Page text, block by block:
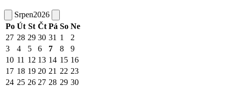
Srpen2026
Po Út St Čt Pá So Ne
27 28 29 30 31 1
2
3
4 5 6 7 8
9
10 11 12 13 14 15 16
17 18 19 20 21 22 23
24 25 26 27 28 29 30